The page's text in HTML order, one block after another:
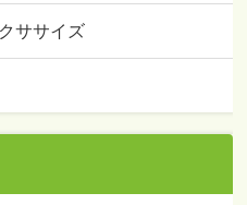
ササイズ